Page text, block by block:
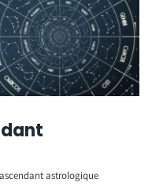
astrologique